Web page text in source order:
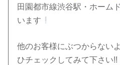
田園都市線渋谷駅・ホーム
います
他のお客様にぶつからない
ひチェックしてみて下さい!!